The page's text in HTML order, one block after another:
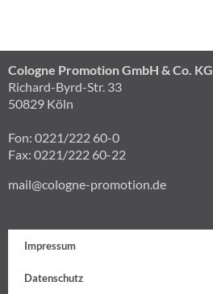
Cologne Promotion GmbH & Co. KG
Richard-Byrd-Str. 33
50829 Köln
Fon: 0221/222 60-0
Fax: 0221/222 60-22
mail@cologne-promotion.de
Impressum
Datenschutz